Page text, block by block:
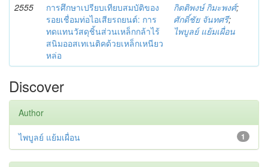
2555
การศึกษาเปรียบเทียบสมบัติของ
รอยเชื่อมท่อไอเสียรถยนต์: การ
ทดแทนวัสดุชิ้นส่วนเหล็กกล้าไร้
สนิมออสเทเนติคด้วยเหล็กเหนียว
หล่อ
กิตติพงษ์ กิมะพงศ์;
ศักดิ์ชัย จันทศรี;
ไพบูลย์ แย้มเผื่อน
Discover
Author
1
ไพบูลย์ แย้มเผื่อน